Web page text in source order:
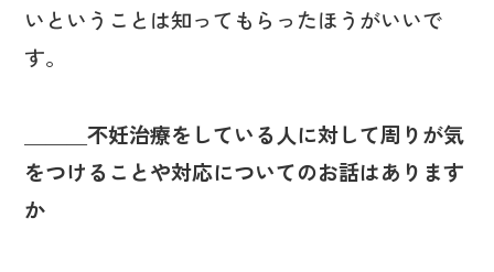
いということは知ってもらったほうがいいで
す。
＿＿＿不妊治療をしている人に対して周りが気
をつけることや対応についてのお話はあります
か